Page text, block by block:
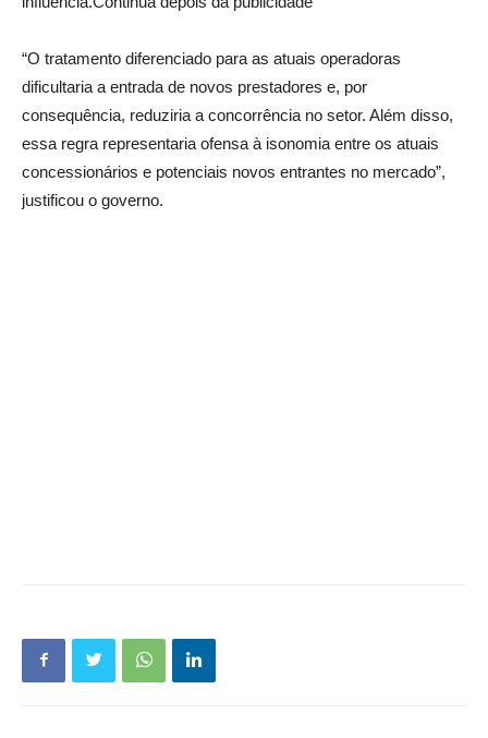
“O tratamento diferenciado para as atuais operadoras
dificultaria a entrada de novos prestadores e, por
consequência, reduziria a concorrência no setor. Além disso,
essa regra representaria ofensa à isonomia entre os atuais
concessionários e potenciais novos entrantes no mercado”,
justificou o governo.